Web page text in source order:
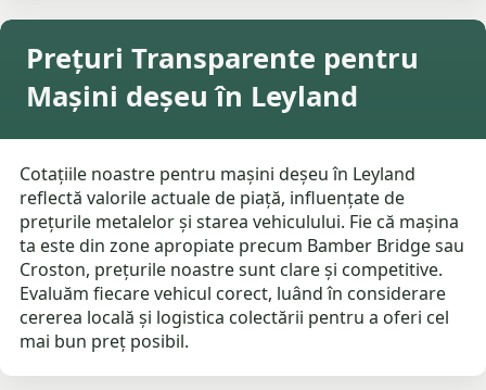
Prețuri Transparente pentru
Mașini deșeu în Leyland
Cotațiile noastre pentru mașini deșeu în Leyland
reflectă valorile actuale de piață, influențate de
prețurile metalelor și starea vehiculului. Fie că mașina
ta este din zone apropiate precum Bamber Bridge sau
Croston, prețurile noastre sunt clare și competitive.
Evaluăm fiecare vehicul corect, luând în considerare
cererea locală și logistica colectării pentru a oferi cel
mai bun preț posibil.